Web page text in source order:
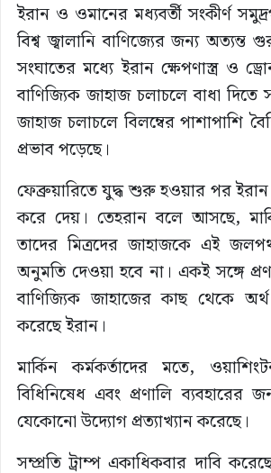
ইরান ও ওমানের মধ্যবর্তী সংকীর্ণ
বিশ্ব জ্বালানি বাণিজ্যের জন্য অত্যন্ত
সংঘাতের মধ্যে ইরান ক্ষেপণাস্ত্র ও
বাণিজ্যিক জাহাজ চলাচলে বাধা দিতে
জাহাজ চলাচলে বিলম্বের পাশাপাশি
প্রভাব পড়েছে।
ফেব্রুয়ারিতে যুদ্ধ শুরু হওয়ার পর ইরান
করে দেয়। তেহরান বলে আসছে,
তাদের মিত্রদের জাহাজকে এই
অনুমতি দেওয়া হবে না। একই সঙ্গে
বাণিজ্যিক জাহাজের কাছ থেকে
করেছে ইরান।
মার্কিন কর্মকর্তাদের মতে,
বিধিনিষেধ এবং প্রণালি
যেকোনো উদ্যোগ প্রত্যাখ্যান করেছে।
সম্প্রতি ট্রাম্প একাধিকবার দাবি